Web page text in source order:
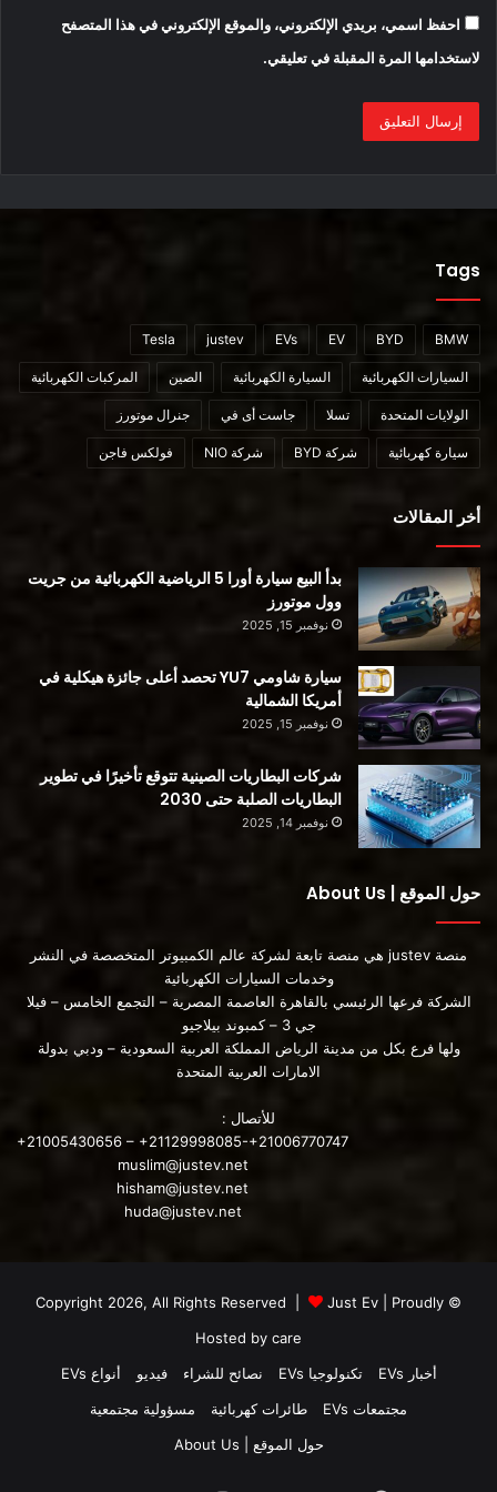
أصيب بعض محبي تسلا بخيبة أمل من حقيقة أن السيارة بلغت ذروتها
عند 227 كيلوواط بدلاً من 250 كيلوواط التي يمكن أن يحققها الطراز
الأقل ومتوسط ​​معدل C.
نود أن نشير إلى أنه قد يكون هناك مجال للتحسينات. بعد إطلاق
الطراز 3 والطراز Y لأول مرة بخلايا 2170 الجديدة آنذاك ، دفع تسلا
أعلى مع بطارية 4680 خلية. الآن بدون مزيد من التحسينات ، من
المؤكد أنها ليست ثورية من حيث التحسينات ، لكنها تحسين تدريجي
احفظ اسمي، بريدي الإلكتروني، والموقع الإلكتروني في هذا المتصفح
لاستخدامها المرة المقبلة في تعليقي.
Tags
BMW
BYD
EV
EVs
justev
Tesla
السيارات الكهربائية السيارة الكهربائية الصين المركبات الكهربائية
الولايات المتحدة تسلا جاست أى في جنرال موتورز
سيارة كهربائية شركة BYD شركة NIO فولكس فاجن
أخر المقالات
بدأ البيع سيارة أورا 5 الرياضية الكهربائية من جريت
وول موتورز
نوفمبر 15, 2025
سيارة شاومي YU7 تحصد أعلى جائزة هيكلية في
أمريكا الشمالية
نوفمبر 15, 2025
شركات البطاريات الصينية تتوقع تأخيرًا في تطوير
البطاريات الصلبة حتى 2030
نوفمبر 14, 2025
حول الموقع | About Us
منصة justev هي منصة تابعة لشركة عالم الكمبيوتر المتخصصة في النشر
وخدمات السيارات الكهربائية
الشركة فرعها الرئيسي بالقاهرة العاصمة المصرية – التجمع الخامس – فيلا
جي 3 – كمبوند بيلاجيو
ولها فرع بكل من مدينة الرياض المملكة العربية السعودية – ودبي بدولة
الامارات العربية المتحدة
للأتصال :
+21005430656 – +21129998085-+21006770747
muslim@justev.net
hisham@justev.net
huda@justev.net
© Copyright 2026, All Rights Reserved |
Just Ev | Proudly
Hosted by care
أخبار EVs
تكنولوجيا EVs نصائح للشراء فيديو
أنواع EVs
مجتمعات EVs
طائرات كهربائية
مسؤولية مجتمعية
حول الموقع | About Us